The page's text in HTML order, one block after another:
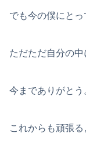
でも今の僕にとっ
ただただ自分の中
今までありがとう
これからも頑張る